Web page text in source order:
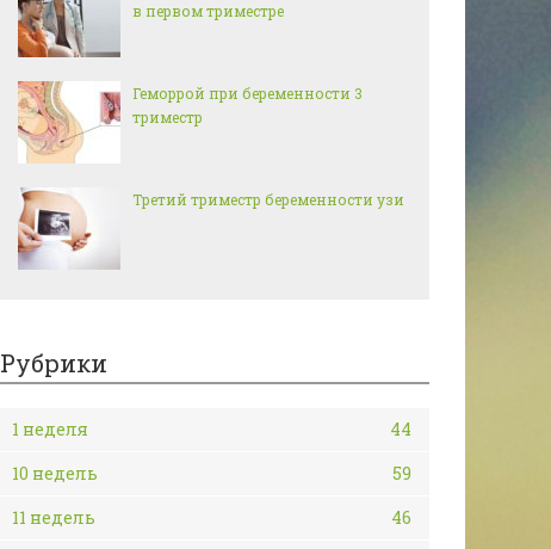
в первом триместре
Геморрой при беременности 3
триместр
Третий триместр беременности узи
Рубрики
1 неделя
44
10 недель
59
11 недель
46